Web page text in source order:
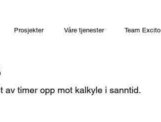
Prosjekter Våre tjenester Team Excito
av timer opp mot kalkyle i sanntid.